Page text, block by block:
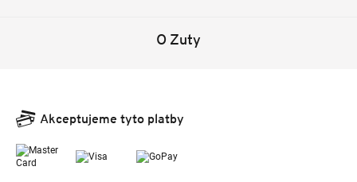
O Zuty
Akceptujeme tyto platby